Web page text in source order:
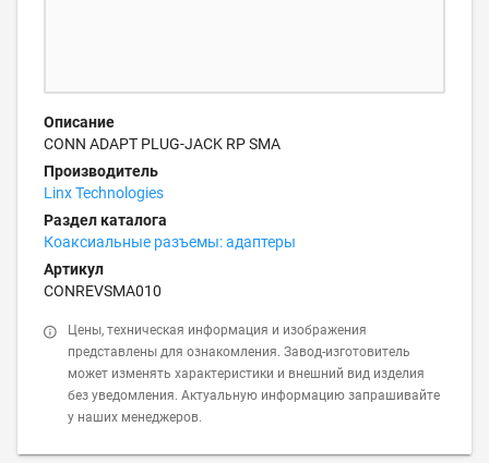
Описание
CONN ADAPT PLUG-JACK RP SMA
Производитель
Linx Technologies
Раздел каталога
Коаксиальные разъемы: адаптеры
Артикул
CONREVSMA010
Цены, техническая информация и изображения
представлены для ознакомления. Завод-изготовитель
может изменять характеристики и внешний вид изделия
без уведомления. Актуальную информацию запрашивайте
у наших менеджеров.